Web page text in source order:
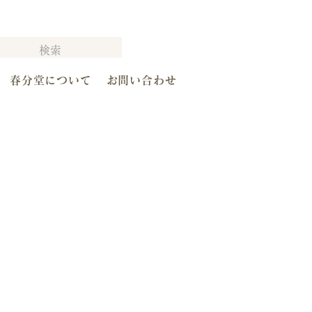
春分堂について お問い合わせ